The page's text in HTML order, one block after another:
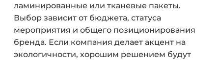
ламинированные или тканевые пакеты.
Выбор зависит от бюджета, статуса
мероприятия и общего позиционирования
бренда. Если компания делает акцент на
экологичности, хорошим решением будут